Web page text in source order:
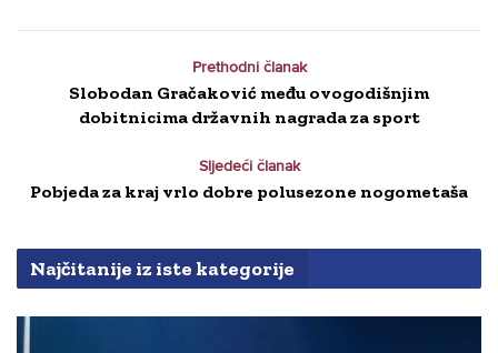
Prethodni članak
Slobodan Gračaković među ovogodišnjim
dobitnicima državnih nagrada za sport
Sljedeći članak
Pobjeda za kraj vrlo dobre polusezone nogometaša
Najčitanije iz iste kategorije